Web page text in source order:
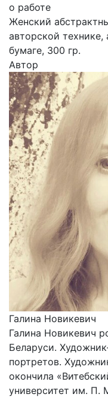
о работе
Женский
авторской
бумаге, 300 гр.
Автор
Галина Новикевич
Галина Новикевич
Беларуси.
портретов.
окончила
университет им. П.